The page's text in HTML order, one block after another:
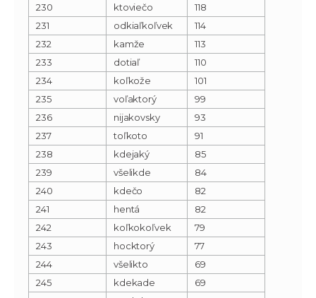
230
ktoviečo
118
231
odkiaľkoľvek
114
232
kamže
113
233
dotiaľ
110
234
koľkože
101
235
voľaktorý
99
236
nijakovsky
93
237
toľkoto
91
238
kdejaký
85
239
všelikde
84
240
kdečo
82
241
hentá
82
242
koľkokoľvek
79
243
hocktorý
77
244
všelikto
69
245
kdekade
69